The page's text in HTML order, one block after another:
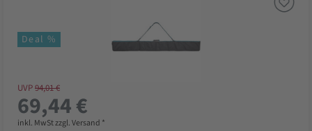
Deal %
UVP94,01 €
69,44 €
inkl. MwSt zzgl. Versand *